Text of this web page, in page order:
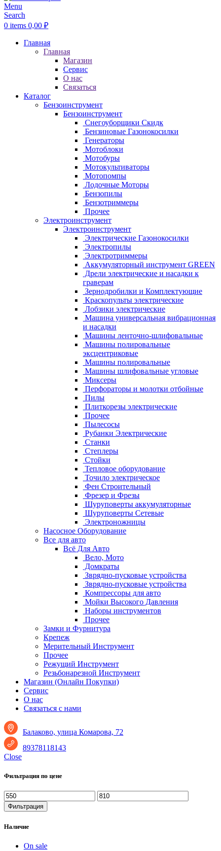
Menu
Search
0 items 0,00 ₽
Главная
Главная
Магазин
Сервис
О нас
Связаться
Каталог
Бензоинструмент
Бензоинструмент
Снегоуборщики Скидк
Бензиновые Газонокосилки
Генераторы
Мотоблоки
Мотобуры
Мотокультиваторы
Мотопомпы
Лодочные Моторы
Бензопилы
Бензотриммеры
Прочее
Электроинструмент
Электроинструмент
Электрические Газонокосилки
Электропилы
Электротриммеры
Аккумуляторный инструмент GREEN
Дрели электрические и насадки к
граверам
Зернодробилки и Комплектующие
Краскопульты электрические
Лобзики электрические
Машина универсальная вибрационная
и насадки
Машины ленточно-шлифовальные
Машины полировальные
эксцентриковые
Машины полировальные
Машины шлифовальные угловые
Миксеры
Перфораторы и молотки отбойные
Пилы
Плиткорезы электрические
Прочее
Пылесосы
Рубанки Электрические
Станки
Степлеры
Стойки
Тепловое оборудование
Точило электрическое
Фен Строительный
Фрезер и Фрезы
Шуруповерты аккумуляторные
Шуруповерты Сетевые
Электроножницы
Насосное Оборудование
Все для авто
Всё Для Авто
Вело, Мото
Домкраты
Зврядно-пусковые устройства
Зврядно-пусковые устройства
Компрессоры для авто
Мойки Высокого Давления
Наборы инструментов
Прочее
Замки и Фурнитура
Крепеж
Мерительный Инструмент
Прочее
Режущий Инструмент
Резьбонарезной Инструмент
Магазин (Онлайн Покупки)
Сервис
О нас
Связаться с нами
Балаково, улица Комарова, 72
89378118143
Close
Фильтрация по цене
Минимальная
цена
Максимальная
цена
Фильтрация
Наличие
On sale